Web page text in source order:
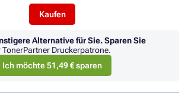
Kaufen
Alternative für Sie.Sparen Sie
TonerPartner Druckerpatrone.
Ich möchte 51,49 € sparen